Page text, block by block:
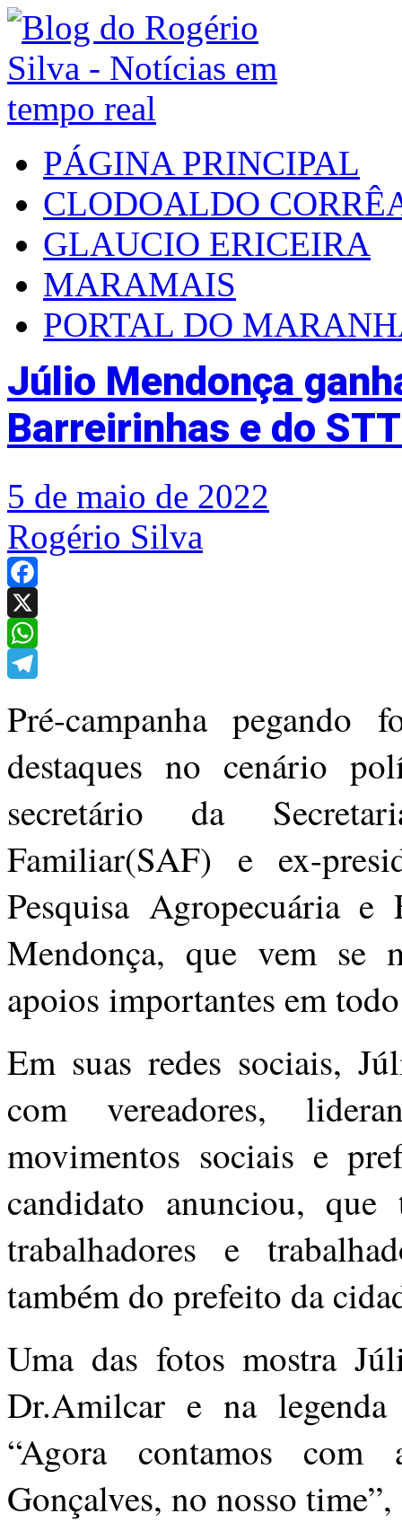
PÁGINA PRINCIPAL
CLODOALDO
GLAUCIO ERICEIRA
MARAMAIS
PORTAL DO
Júlio Mendonça
Barreirinhas e do
5 de maio de 2022
Rogério Silva
Facebook
X
WhatsApp
Pré-campanha
destaques no cenário
secretário da
Familiar(SAF) e ex-
Pesquisa Agropecuária
Mendonça, que vem se
apoios importantes em
Em suas redes sociais,
com vereadores,
movimentos sociais e
candidato anunciou,
trabalhadores e
também do prefeito da
Uma das fotos mostra
Dr.Amilcar e na
“Agora contamos
Gonçalves, no nosso